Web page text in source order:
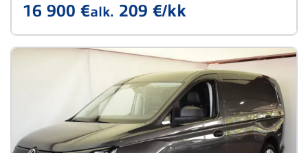
16 900 €alk. 209 €/kk